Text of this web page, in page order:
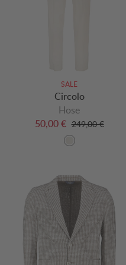
SALE
Circolo
Hose
50,00 € 249,00 €